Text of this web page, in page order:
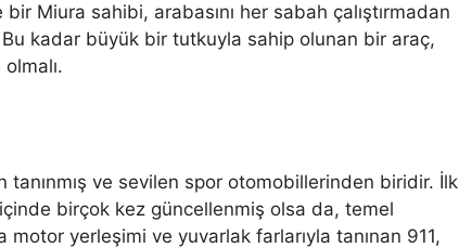
Miura sahibi, arabasını her sabah çalıştırmadan
kadar büyük bir tutkuyla sahip olunan bir araç,
tanınmış ve sevilen spor otomobillerinden biridir. İlk
birçok kez güncellenmiş olsa da, temel
motor yerleşimi ve yuvarlak farlarıyla tanınan 911,